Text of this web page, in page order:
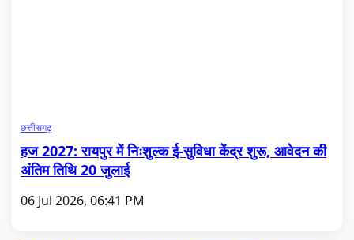
छत्तीसगढ़
हज 2027: रायपुर में निःशुल्क ई-सुविधा केंद्र शुरू, आवेदन की
अंतिम तिथि 20 जुलाई
06 Jul 2026, 06:41 PM